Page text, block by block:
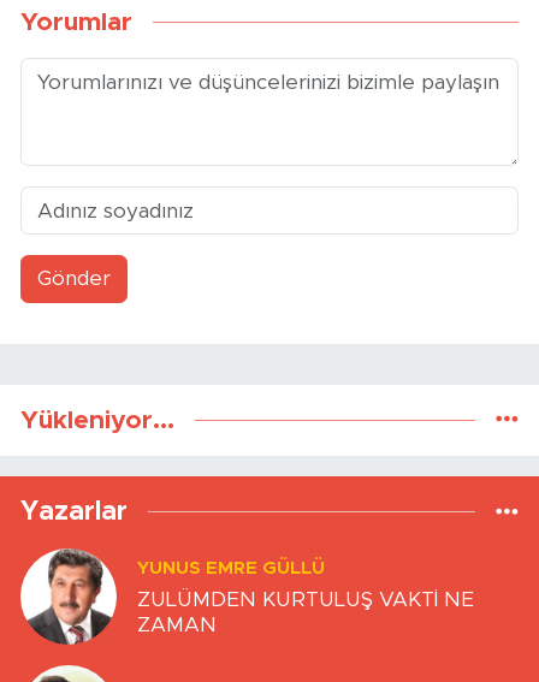
Yorumlar
Gönder
Yükleniyor...
Yazarlar
YUNUS EMRE GÜLLÜ
ZULÜMDEN KURTULUŞ VAKTİ NE
ZAMAN